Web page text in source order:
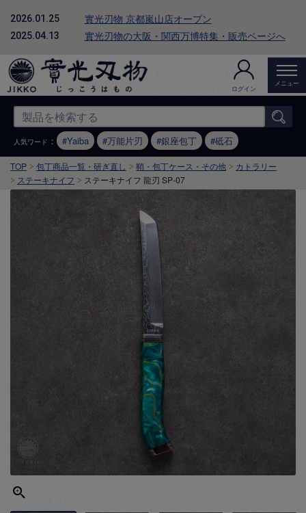
2026.01.25 實光刃物 京都嵐山店オープン
2025.04.13 實光刃物の大阪・関西万博特集・販売ページへ
ログイン
メニュー
人気ワード ： Yaiba 万能片刃 銀座包丁 砥石
TOP 包丁商品一覧・研ぎ直し 鞘・包丁ケース・その他
カトラリー
ステーキナイフ
ステーキナイフ 龍刃 SP-07